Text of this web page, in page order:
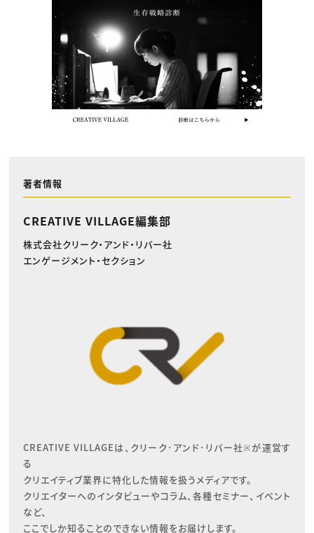
著者情報
CREATIVE VILLAGE編集部
株式会社クリーク・アンド・リバー社
エンゲージメント・セクション
CREATIVE VILLAGEは、クリーク･アンド･リバー社※が運営す
る
クリエイティブ業界に特化した情報を扱うメディアです。
クリエイターへのインタビューやコラム、各種セミナー、イベント
など、
ここでしか知ることのできない情報をお届けします。